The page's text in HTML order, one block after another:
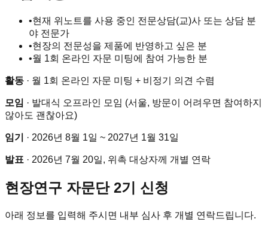
•현재 위노트를 사용 중인 전문상담(교)사 또는 상담 분
야 전문가
•현장의 전문성을 제품에 반영하고 싶은 분
•월 1회 온라인 자문 미팅에 참여 가능한 분
활동 · 월 1회 온라인 자문 미팅 + 비정기 의견 수렴
모임 · 발대식 오프라인 모임 (서울, 방문이 어려우면 참여하지
않아도 괜찮아요)
임기 · 2026년 8월 1일 ~ 2027년 1월 31일
발표 · 2026년 7월 20일, 위촉 대상자께 개별 연락
현장연구 자문단 2기 신청
아래 정보를 입력해 주시면 내부 심사 후 개별 연락드립니다.